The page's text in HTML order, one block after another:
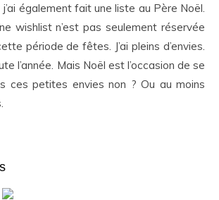
également fait une liste au Père Noël.
wishlist n’est pas seulement réservée
période de fêtes. J’ai pleins d’envies.
l’année. Mais Noël est l’occasion de se
ces petites envies non ? Ou au moins